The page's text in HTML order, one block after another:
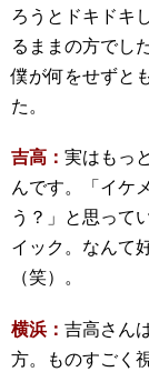
ろうとドキドキ
るままの方でし
僕が何をせずと
た。
吉高： 実はもっ
んです。「イケ
う？」と思って
イック。なんて
（笑）。
横浜： 吉高さん
方。ものすごく